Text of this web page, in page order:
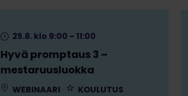
Hyvä promptaus 3 –
mestaruusluokka
25.8. klo 9:00 – 11:00
WEBINAARI KOULUTUS